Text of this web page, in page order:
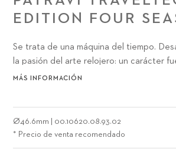
EDITION FOUR
Se trata de una máquina del tiempo.
la pasión del arte relojero: un carácter
armonioso a la vez.
MÁS INFORMACIÓN
Ø46.6mm
00.10620.08.93.02
* Precio de venta recomendado